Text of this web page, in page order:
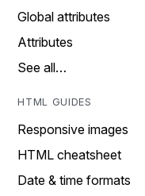
Global attributes
Attributes
See all…
HTML GUIDES
Responsive images
HTML cheatsheet
Date & time formats